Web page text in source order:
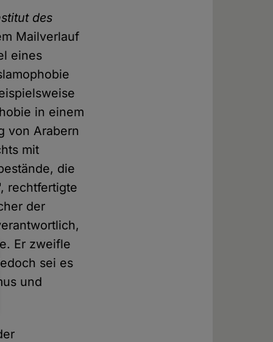
des
Mailverlauf
eines
in einem
von Arabern
mit
die
rechtfertigte
der
Er zweifle
sei es
und